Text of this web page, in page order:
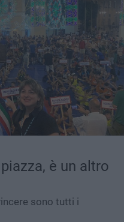
è un altro
sono tutti i